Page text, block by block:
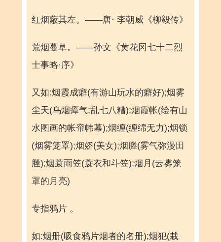
红烟蔽其左。——唐· 李朝威《柳毅传》
荒烟蔓草。——孙文《黄花冈七十二烈
士事略·序》
又如:烟霞成癖(有游山玩水的癖好);烟雾
尘天(乌烟瘴气;乱七八糟);烟霞帐(绘有山
水图画的帐帘帏幕);烟缠(缠绵无力);烟锁
(烟雾笼罩);烟娇(美女);烟塍(雾气弥漫田
塍);烟蓑雨笠(蓑衣和斗笠);烟月(云雾笼
罩的月亮)
专指鸦片 。
如:烟册(吸食鸦片烟者的名册);烟犯(栽